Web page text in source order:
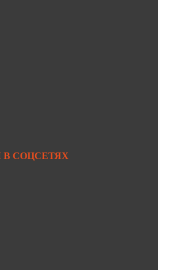
СОЦСЕТЯХ